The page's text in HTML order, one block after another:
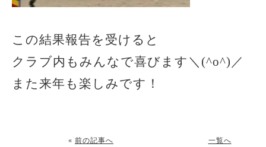
この結果報告を受けると
クラブ内もみんなで喜びます＼(^o^)／
また来年も楽しみです！
« 前の記事へ 一覧へ